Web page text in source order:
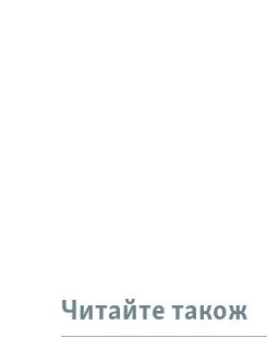
Читайте також